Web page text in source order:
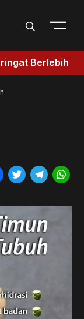
Berlebih
T
t
t
T
e
g
m
W